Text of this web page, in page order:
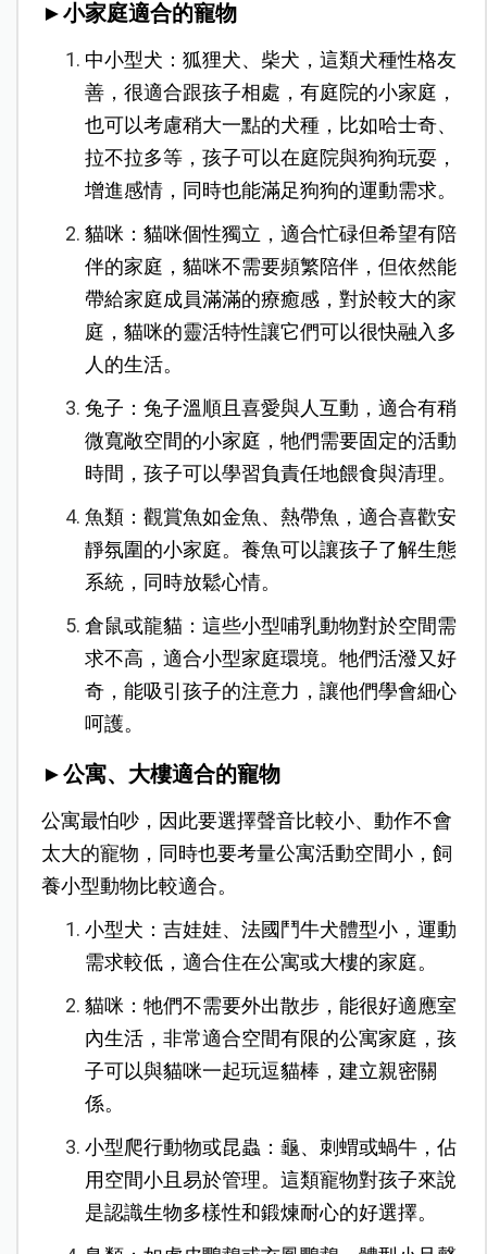
►小家庭適合的寵物
中小型犬：狐狸犬、柴犬，這類犬種性格友
善，很適合跟孩子相處，有庭院的小家庭，
也可以考慮稍大一點的犬種，比如哈士奇、
拉不拉多等，孩子可以在庭院與狗狗玩耍，
增進感情，同時也能滿足狗狗的運動需求。
貓咪：貓咪個性獨立，適合忙碌但希望有陪
伴的家庭，貓咪不需要頻繁陪伴，但依然能
帶給家庭成員滿滿的療癒感，對於較大的家
庭，貓咪的靈活特性讓它們可以很快融入多
人的生活。
兔子：兔子溫順且喜愛與人互動，適合有稍
微寬敞空間的小家庭，牠們需要固定的活動
時間，孩子可以學習負責任地餵食與清理。
魚類：觀賞魚如金魚、熱帶魚，適合喜歡安
靜氛圍的小家庭。養魚可以讓孩子了解生態
系統，同時放鬆心情。
倉鼠或龍貓：這些小型哺乳動物對於空間需
求不高，適合小型家庭環境。牠們活潑又好
奇，能吸引孩子的注意力，讓他們學會細心
呵護。
►公寓、大樓適合的寵物
公寓最怕吵，因此要選擇聲音比較小、動作不會
太大的寵物，同時也要考量公寓活動空間小，飼
養小型動物比較適合。
小型犬：吉娃娃、法國鬥牛犬體型小，運動
需求較低，適合住在公寓或大樓的家庭。
貓咪：牠們不需要外出散步，能很好適應室
內生活，非常適合空間有限的公寓家庭，孩
子可以與貓咪一起玩逗貓棒，建立親密關
係。
小型爬行動物或昆蟲：龜、刺蝟或蝸牛，佔
用空間小且易於管理。這類寵物對孩子來說
是認識生物多樣性和鍛煉耐心的好選擇。